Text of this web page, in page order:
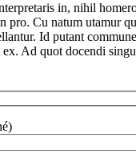
in, nihil
pro. Cu natum utamur
Id putant
Ad quot docendi